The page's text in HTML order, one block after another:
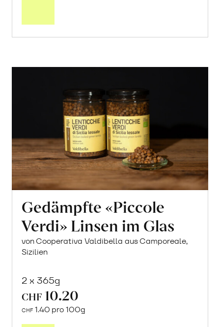
Gedämpfte «Piccole
Verdi» Linsen im Glas
von Cooperativa Valdibella aus Camporeale,
Sizilien
2 x 365g
CHF 10.20
CHF 1.40 pro 100g